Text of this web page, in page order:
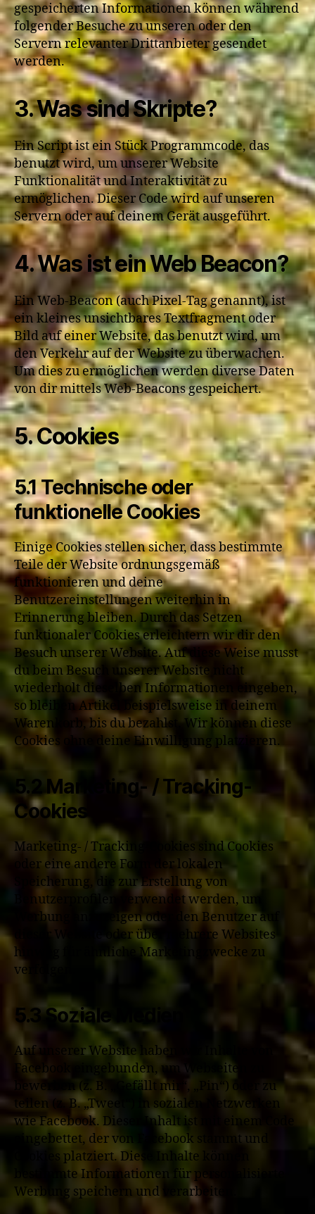
gespeicherten Informationen können während
folgender Besuche zu unseren oder den
Servern relevanter Drittanbieter gesendet
werden.
3. Was sind Skripte?
Ein Script ist ein Stück Programmcode, das
benutzt wird, um unserer Website
Funktionalität und Interaktivität zu
ermöglichen. Dieser Code wird auf unseren
Servern oder auf deinem Gerät ausgeführt.
4. Was ist ein Web Beacon?
Ein Web-Beacon (auch Pixel-Tag genannt), ist
ein kleines unsichtbares Textfragment oder
Bild auf einer Website, das benutzt wird, um
den Verkehr auf der Website zu überwachen.
Um dies zu ermöglichen werden diverse Daten
von dir mittels Web-Beacons gespeichert.
5. Cookies
5.1 Technische oder
funktionelle Cookies
Einige Cookies stellen sicher, dass bestimmte
Teile der Website ordnungsgemäß
funktionieren und deine
Benutzereinstellungen weiterhin in
Erinnerung bleiben. Durch das Setzen
funktionaler Cookies erleichtern wir dir den
Besuch unserer Website. Auf diese Weise musst
du beim Besuch unserer Website nicht
wiederholt dieselben Informationen eingeben,
so bleiben Artikel beispielsweise in deinem
Warenkorb, bis du bezahlst. Wir können diese
Cookies ohne deine Einwilligung platzieren.
5.2 Marketing- / Tracking-
Cookies
Marketing- / Tracking-Cookies sind Cookies
oder eine andere Form der lokalen
Speicherung, die zur Erstellung von
Benutzerprofilen verwendet werden, um
Werbung anzuzeigen oder den Benutzer auf
dieser Website oder über mehrere Websites
hinweg für ähnliche Marketingzwecke zu
verfolgen.
5.3 Soziale Medien
Auf unserer Website haben wir Inhalte von
Facebook eingebunden, um Webseiten zu
bewerben (z. B. „Gefällt mir“, „Pin“) oder zu
teilen (z. B. „Tweet“) in sozialen Netzwerken
wie Facebook. Dieser Inhalt ist mit einem Code
eingebettet, der von Facebook stammt und
Cookies platziert. Diese Inhalte können
bestimmte Informationen für personalisierte
Werbung speichern und verarbeiten.